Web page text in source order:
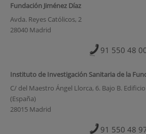
Fundación Jiménez Díaz
Avda. Reyes Católicos, 2
28040 Madrid
91 550 48
Instituto de Investigación Sanitaria de la
C/ del Maestro Ángel Llorca, 6. Bajo B.
(España)
28015 Madrid
91 550 48